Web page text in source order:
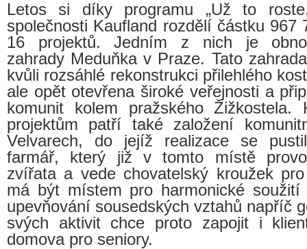
Letos si díky programu „Už to
společnosti Kaufland rozdělí částku 967
16 projektů. Jedním z nich je
zahrady Meduňka v Praze. Tato
kvůli rozsáhlé rekonstrukci přilehlého
ale opět otevřena široké veřejnosti a
komunit kolem pražského Žižkostela.
projektům patří také založení
Velvarech, do jejíž realizace se
farmář, který již v tomto místě
zvířata a vede chovatelský kroužek
má být místem pro harmonické
upevňování sousedských vztahů napříč
svých aktivit chce proto zapojit i
domova pro seniory.